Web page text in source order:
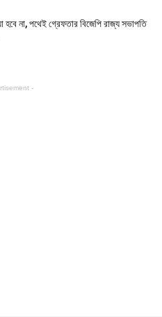
হবে না, পথেই গ্রেফতার বিজেপি রাজ্য সভাপতি
-